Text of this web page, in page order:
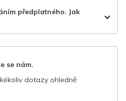
předplatného. Jak
se nám.
dotazy ohledně